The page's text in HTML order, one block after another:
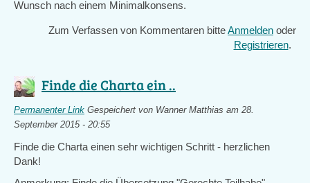
Wunsch nach einem Minimalkonsens.
Zum Verfassen von Kommentaren bitteAnmelden oder
Registrieren.
Finde die Charta ein ..
Permanenter Link Gespeichert von Wanner Matthias am 28.
September 2015 - 20:55
Finde die Charta einen sehr wichtigen Schritt - herzlichen
Dank!